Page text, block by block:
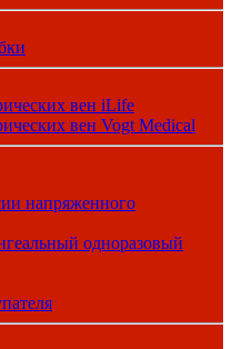
вен iLife
вен Vogt Medical
напряженного
одноразовый